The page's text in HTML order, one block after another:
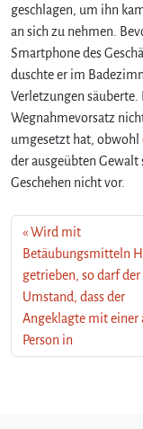
geschlagen, um ihn
an sich zu nehmen.
Smartphone des
duschte er im
Verletzungen
Wegnahmevorsatz
umgesetzt hat, obwohl
der ausgeübten Gewalt
Geschehen nicht vor.
Wird mit
Betäubungsmitteln
getrieben, so darf der
Umstand, dass der
Angeklagte mit einer
Person in